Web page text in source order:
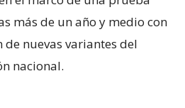
más de un año y medio con
nuevas variantes del
nacional.